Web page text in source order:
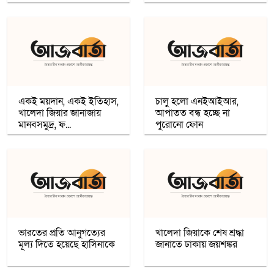
রমজান উপলক্ষে সওয়াবের ফুড প্যাক বিতরণ
কাশ্মীরে কলেজ বন্ধ করলো ভারত
উগান্ডার নির্বাচনে বিরোধী প্রার্থী ববি ওয়াইনকে
জোরপূর্বক তুলে নেওয়ার অভিযোগ
একই ময়দান, একই ইতিহাস,
খালেদা জিয়ার জানাজায়
মানবসমুদ্র, ফ...
চালু হলো এনইআইআর,
আপাতত বন্ধ হচ্ছে না
পুরোনো ফোন
ভারতের প্রতি আনুগত্যের
মূল্য দিতে হয়েছে হাসিনাকে
খালেদা জিয়াকে শেষ শ্রদ্ধা
জানাতে ঢাকায় জয়শঙ্কর